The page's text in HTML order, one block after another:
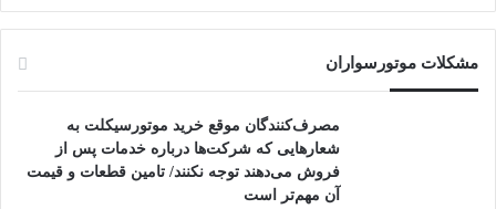
مشکلات موتورسواران
مصرف‌کنندگان موقع خرید موتورسیکلت به
شعارهایی که شرکت‌ها درباره خدمات پس از
فروش می‌دهند توجه نکنند/ تامین قطعات و قیمت
آن مهم‌تر است